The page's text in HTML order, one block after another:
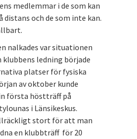
medlemmar i de som kan
distans och de som inte kan.
nalkades var situationen
klubbens ledning började
platser för fysiska
av oktober kunde
första höstträff på
i Länsikeskus.
stort för att man
en klubbträff för 20